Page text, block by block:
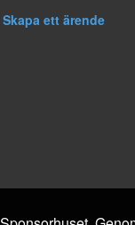
Skapa ett ärende